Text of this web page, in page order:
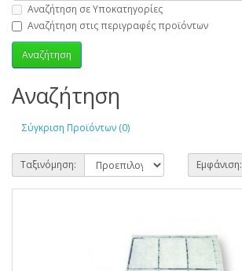
Αναζήτηση σε Υποκατηγορίες
Αναζήτηση στις περιγραφές προϊόντων
Αναζήτηση
Σύγκριση Προϊόντων (0)
Ταξινόμηση: Εμφάνιση: